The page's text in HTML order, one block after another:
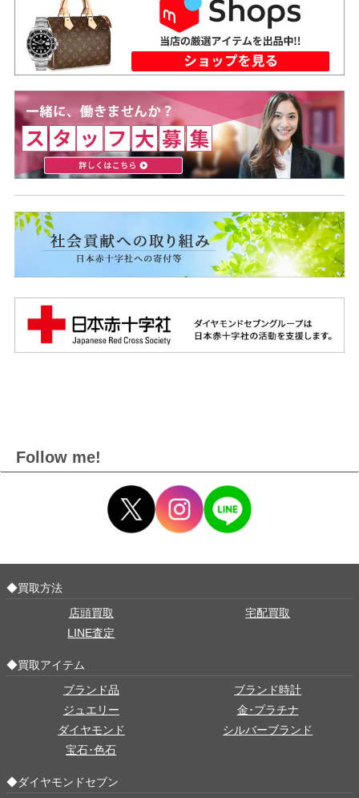
Follow me!
◆買取方法
店頭買取
宅配買取
LINE査定
◆買取アイテム
ブランド品
ブランド時計
ジュエリー
金･プラチナ
ダイヤモンド
シルバーブランド
宝石･色石
◆ダイヤモンドセブン